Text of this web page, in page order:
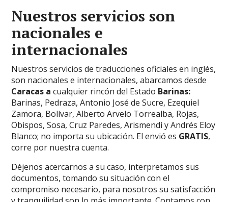
Nuestros servicios son
nacionales e
internacionales
Nuestros servicios de traducciones oficiales en inglés,
son nacionales e internacionales, abarcamos desde
Caracas acualquier rincón del Estado Barinas:
Barinas, Pedraza, Antonio José de Sucre, Ezequiel
Zamora, Bolívar, Alberto Arvelo Torrealba, Rojas,
Obispos, Sosa, Cruz Paredes, Arismendi y Andrés Eloy
Blanco; no importa su ubicación. El envió es GRATIS,
corre por nuestra cuenta.
Déjenos acercarnos a su caso, interpretamos sus
documentos, tomando su situación con el
compromiso necesario, para nosotros su satisfacción